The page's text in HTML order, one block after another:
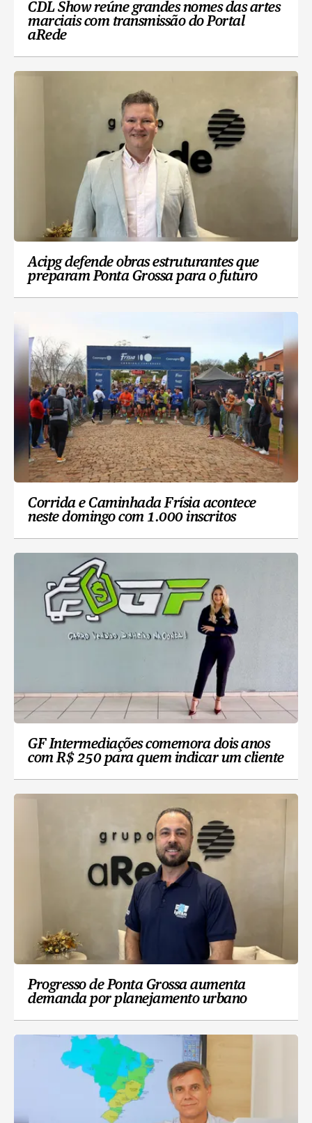
CDL Show reúne grandes nomes das artes
marciais com transmissão do Portal
aRede
Acipg defende obras estruturantes que
preparam Ponta Grossa para o futuro
Corrida e Caminhada Frísia acontece
neste domingo com 1.000 inscritos
GF Intermediações comemora dois anos
com R$ 250 para quem indicar um cliente
Progresso de Ponta Grossa aumenta
demanda por planejamento urbano